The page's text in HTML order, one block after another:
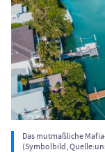
Das mutmaßliche
(Symbolbild,